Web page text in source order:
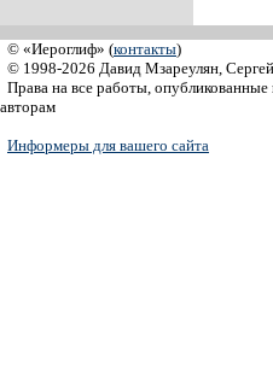
© «Иероглиф» (контакты)
© 1998-2026 Давид Мзареулян,
Права на все работы,
авторам
Информеры для вашего сайта